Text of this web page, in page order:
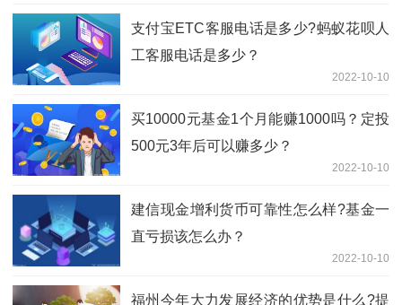
支付宝ETC客服电话是多少?蚂蚁花呗人
工客服电话是多少？
2022-10-10
买10000元基金1个月能赚1000吗？定投
500元3年后可以赚多少？
2022-10-10
建信现金增利货币可靠性怎么样?基金一
直亏损该怎么办？
2022-10-10
福州今年大力发展经济的优势是什么?提